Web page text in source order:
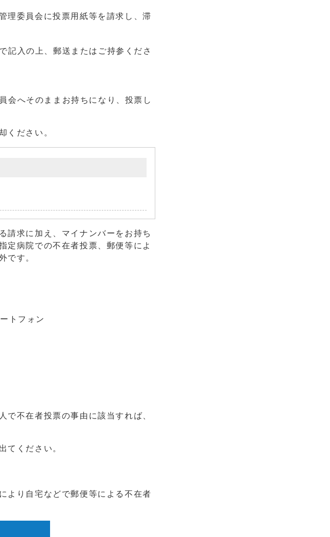
理委員会に投票用紙等を請求し、滞
記入の上、郵送またはご持参くださ
会へそのままお持ちになり、投票し
ください。
請求に加え、マイナンバーをお持ち
定病院での不在者投票、郵便等によ
です。
トフォン
不在者投票の事由に該当すれば、
てください。
より自宅などで郵便等による不在者